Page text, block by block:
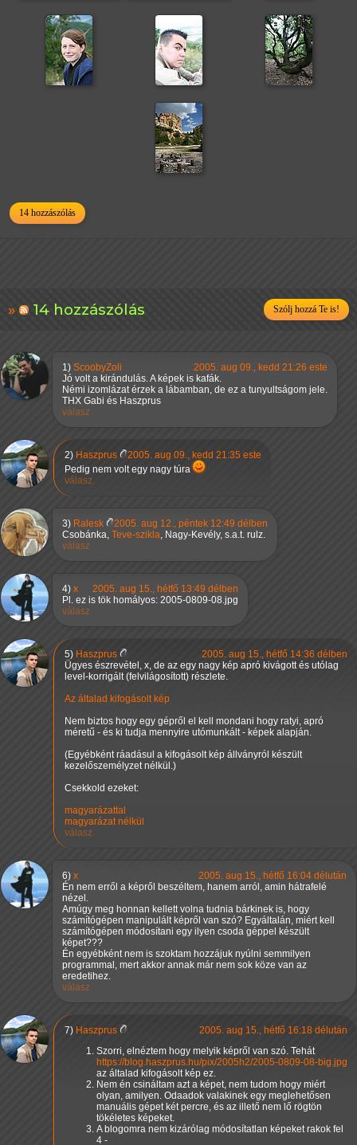
14 hozzászólás
14 hozzászólás Szólj hozzá Te is!
1) ScoobyZoli
2005. aug 09., kedd 21:26 este
Jó volt a kirándulás. A képek is kafák.
Némi izomlázat érzek a lábamban, de ez a tunyultságom jele.
THX Gabi és Haszprus
válasz
2) Haszprus
2005. aug 09., kedd 21:35 este
Pedig nem volt egy nagy túra
válasz
3) Ralesk
2005. aug 12., péntek 12:49 délben
Csobánka, Teve‐szikla, Nagy‐Kevély, s.a.t. rulz.
válasz
4) x
2005. aug 15., hétfő 13:49 délben
Pl. ez is tök homályos: 2005-0809-08.jpg
válasz
5) Haszprus
2005. aug 15., hétfő 14:36 délben
Ügyes észrevétel, x, de az egy nagy kép apró kivágott és utólag
level-korrigált (felvilágosított) részlete.
Az általad kifogásolt kép
Nem biztos hogy egy gépről el kell mondani hogy ratyi, apró
méretű - és ki tudja mennyire utómunkált - képek alapján.
(Egyébként ráadásul a kifogásolt kép állványról készült
kezelőszemélyzet nélkül.)
Csekkold ezeket:
magyarázattal
magyarázat nélkül
válasz
6) x
2005. aug 15., hétfő 16:04 délután
Én nem erről a képről beszéltem, hanem arról, amin hátrafelé
nézel.
Amúgy meg honnan kellett volna tudnia bárkinek is, hogy
számítógépen manipulált képről van szó? Egyáltalán, miért kell
számítógépen módosítani egy ilyen csoda géppel készült
képet???
Én egyébként nem is szoktam hozzájuk nyúlni semmilyen
programmal, mert akkor annak már nem sok köze van az
eredetihez.
válasz
7) Haszprus
2005. aug 15., hétfő 16:18 délután
Szorri, elnéztem hogy melyik képről van szó. Tehát
https://blog.haszprus.hu/pix/2005h2/2005-0809-08-big.jpg
az általad kifogásolt kép ez.
Nem én csináltam azt a képet, nem tudom hogy miért
olyan, amilyen. Odaadok valakinek egy meglehetősen
manuális gépet két percre, és az illető nem lő rögtön
tökéletes képeket.
A blogomra nem kizárólag módosítatlan képeket rakok fel
4 -